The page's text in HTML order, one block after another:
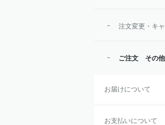
注文変更・キ
ご注文 その他
お届けについて
お支払いについて